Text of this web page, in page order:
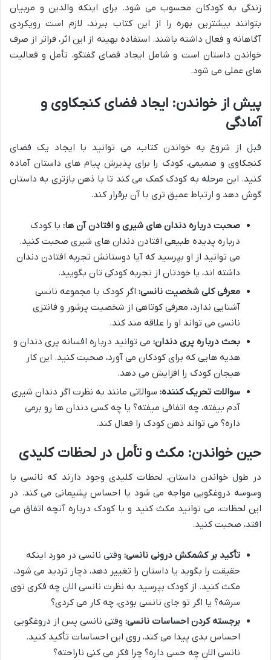
زندگی به کودکان محسوب می شود. برای اینکه والدین و مربیان
بتوانند بیشترین بهره را از این کتاب ببرند، لازم است رویکردی
آگاهانه و فعال داشته باشند. استفاده بهینه از این اثر، فراتر از صرف
خواندن داستان است و شامل ایجاد فضای گفتگو، تأمل و فعالیت
های عملی می شود.
پیش از خواندن: ایجاد فضای کنجکاوی و
آمادگی
قبل از شروع به خواندن کتاب، می توانید با ایجاد یک فضای
کنجکاوی و صمیمی، کودک را برای پذیرش پیام های داستان آماده
کنید. این مرحله به کودک کمک می کند تا با ذهن بازتری به داستان
گوش دهد و ارتباط عمیق تری با آن برقرار کند.
صحبت درباره دندان های شیری و افتادن آن ها: با کودک
درباره پدیده طبیعی افتادن دندان های شیری صحبت کنید.
می توانید از او بپرسید که آیا دوستانش تجربه افتادن دندان
داشته اند، یا خودتان از تجربه کودکی تان بگویید.
معرفی کلی شخصیت نانسی: اگر کودک با مجموعه نانسی
آشنایی ندارد، معرفی کوتاهی از شخصیت پرشور و فانتزی
نانسی می تواند او را علاقه مند کند.
بحث درباره پری دندان: می توانید درباره افسانه پری دندان و
هدیه هایی که برای کودکان می آورد، صحبت کنید. این کار
هیجان کودک را افزایش می دهد.
سوالات تحریک کننده: سوالاتی مانند به نظرت اگر دندان شیری
آدم بیفته، چه اتفاقی میفته؟ یا چه کسی دندان ها رو برمی
داره؟ می تواند ذهن کودک را فعال کند.
حین خواندن: مکث و تأمل در لحظات کلیدی
در طول خواندن داستان، لحظات کلیدی وجود دارند که نانسی با
وسوسه دروغگویی مواجه می شود یا احساس پشیمانی می کند. در
این لحظات، می توانید مکث کنید و با کودک درباره آنچه اتفاق می
افتد، صحبت کنید.
تأکید بر کشمکش درونی نانسی: وقتی نانسی در مورد اینکه
حقیقت را بگوید یا داستان را تغییر دهد، دچار تردید می شود،
مکث کنید. از کودک بپرسید به نظرت نانسی الان چه فکری توی
سرشه؟ یا اگر تو جای نانسی بودی، چه کار می کردی؟
برجسته کردن احساسات نانسی: وقتی نانسی پس از دروغگویی
احساس بدی پیدا می کند، روی این احساسات تأکید کنید.
نانسی الان چه حسی داره؟ چرا فکر می کنی ناراحته؟